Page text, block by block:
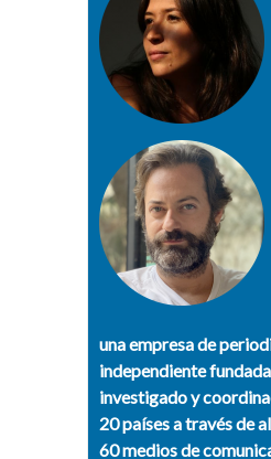
una empresa de
independiente
investigado y
20 países a través de
60 medios de